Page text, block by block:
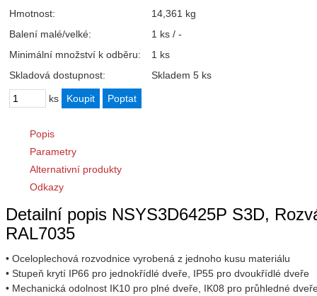
Hmotnost:
14,361 kg
Balení malé/velké:
1 ks / -
Minimální množství k odběru:
1 ks
Skladová dostupnost:
Skladem 5 ks
ks
Popis
Parametry
Alternativní produkty
Odkazy
Detailní popis NSYS3D6425P S3D,
RAL7035
• Oceloplechová rozvodnice vyrobená z jednoho kusu materiálu
• Stupeň krytí IP66 pro jednokřídlé dveře, IP55 pro dvoukřídlé dveře
• Mechanická odolnost IK10 pro plné dveře, IK08 pro průhledné